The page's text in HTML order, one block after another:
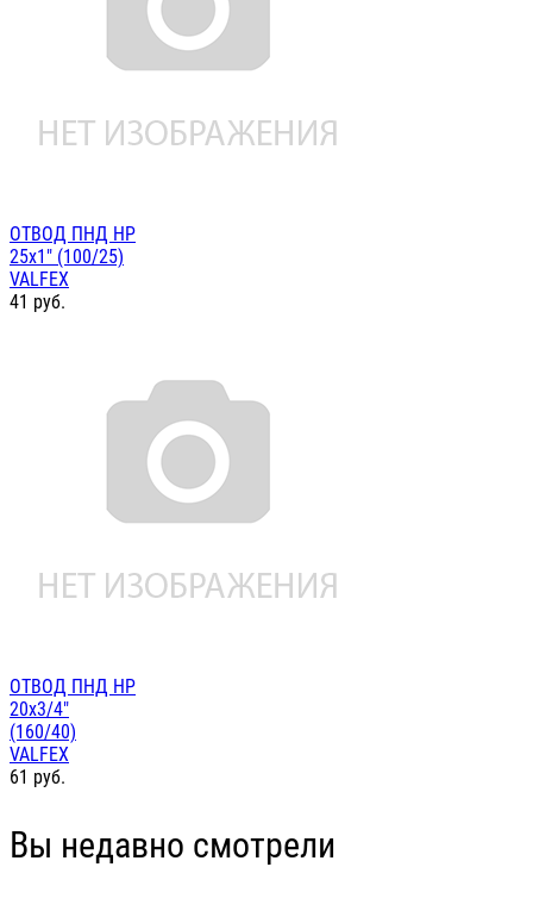
ОТВОД ПНД НР
25х1" (100/25)
VALFEX
41 руб.
ОТВОД ПНД НР
20х3/4"
(160/40)
VALFEX
61 руб.
Вы недавно смотрели